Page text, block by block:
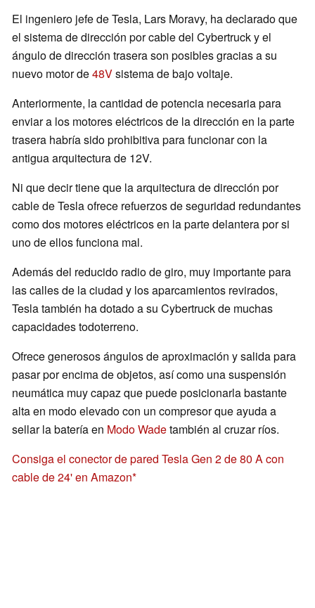
El ingeniero jefe de Tesla, Lars Moravy, ha declarado que
el sistema de dirección por cable del Cybertruck y el
ángulo de dirección trasera son posibles gracias a su
nuevo motor de48Vsistema de bajo voltaje.
Anteriormente, la cantidad de potencia necesaria para
enviar a los motores eléctricos de la dirección en la parte
trasera habría sido prohibitiva para funcionar con la
antigua arquitectura de 12V.
Ni que decir tiene que la arquitectura de dirección por
cable de Tesla ofrece refuerzos de seguridad redundantes
como dos motores eléctricos en la parte delantera por si
uno de ellos funciona mal.
Además del reducido radio de giro, muy importante para
las calles de la ciudad y los aparcamientos revirados,
Tesla también ha dotado a su Cybertruck de muchas
capacidades todoterreno.
Ofrece generosos ángulos de aproximación y salida para
pasar por encima de objetos, así como una suspensión
neumática muy capaz que puede posicionarla bastante
alta en modo elevado con un compresor que ayuda a
sellar la batería en Modo Wadetambién al cruzar ríos.
Consiga el conector de pared Tesla Gen 2 de 80 A con
cable de 24' en Amazon